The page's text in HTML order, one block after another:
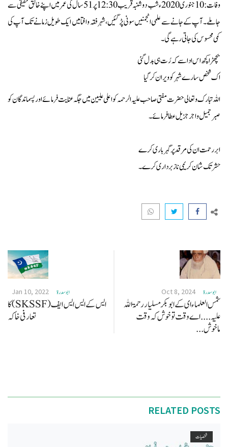
وفات:
10 جنوری 2020ء شب دوشنبہ قریب 12:30 پر 51 سال کی عمر میں اپنے خالق حقیقی سے
جا ملے۔ آپ کے جانے سے علمی انجمنیں سونی پڑ گئیں، شہر فقہ و افتا میں ایک طویل زمانے تک آپ کی
کمی محسوس کی جاتی رہے گی۔
بچھڑا کچھ اس ادا سے کہ رُت ہی بدل گئی
اک شخص سارے شہر کو ویران کر گیا
اللہ تبارک و تعالی حضرت مفتی صاحب علیہ الرحمہ کو اعلی علیین میں جگہ عنایت فرمائے اور پسماندگان کو
صبر جمیل و اجر جزیل عطا فرمائے۔
ابر رحمت ان کی مرقد پر گہر باری کرے
حشر تک شان کریمی ناز برداری کرے۔
ابو سدرة Oct 8, 2024
شمس العلماء ای کے ابو بکر مسلیار رحمۃ اللہ
علیہ .... اے وقت تو خوش کہ وقت
ماخوش...
ابو سدرة Jan 10, 2022
ايس کے ايس ايس ایف (SKSSF) کا
تعارفی خاکہ
RELATED POSTS
شخصیات